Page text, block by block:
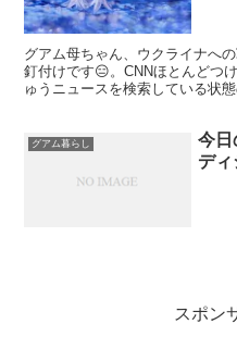
グアム母ちゃん、ウクライナへ
釘付けです😑。CNNほとんどつ
ゅうニュースを検索している状
グアム暮らし
今日
ディ
スポン